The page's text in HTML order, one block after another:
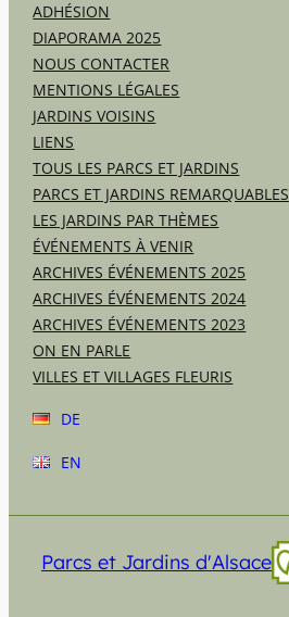
ADHÉSION
DIAPORAMA 2025
NOUS CONTACTER
MENTIONS LÉGALES
JARDINS VOISINS
LIENS
TOUS LES PARCS ET JARDINS
PARCS ET JARDINS REMARQUABLES
LES JARDINS PAR THÈMES
ÉVÉNEMENTS À VENIR
ARCHIVES ÉVÉNEMENTS 2025
ARCHIVES ÉVÉNEMENTS 2024
ARCHIVES ÉVÉNEMENTS 2023
ON EN PARLE
VILLES ET VILLAGES FLEURIS
DE
EN
Parcs et Jardins d'Alsace